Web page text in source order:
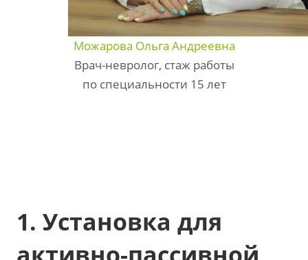
Можарова Ольга Андреевна
Врач-невролог, стаж работы
по специальности 15 лет
1. Установка для